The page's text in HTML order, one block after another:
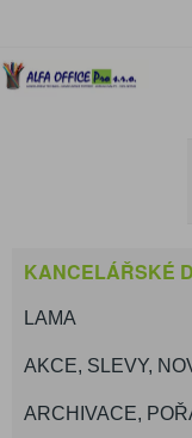
KANCELÁŘSKÉ
LAMA
AKCE, SLEVY,
ARCHIVACE,